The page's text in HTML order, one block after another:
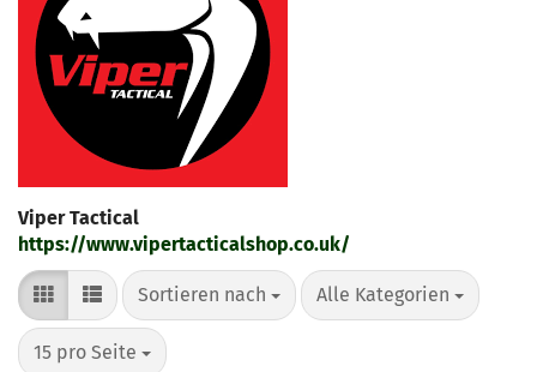
Viper Tactical
https://www.vipertacticalshop.co.uk/
Sortieren nach
Sortieren nach Alle Kategorien
pro Seite
15 pro Seite
pro Seite